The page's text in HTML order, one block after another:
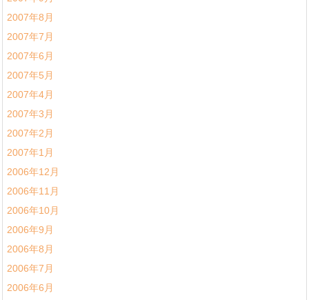
2007年8月
2007年7月
2007年6月
2007年5月
2007年4月
2007年3月
2007年2月
2007年1月
2006年12月
2006年11月
2006年10月
2006年9月
2006年8月
2006年7月
2006年6月